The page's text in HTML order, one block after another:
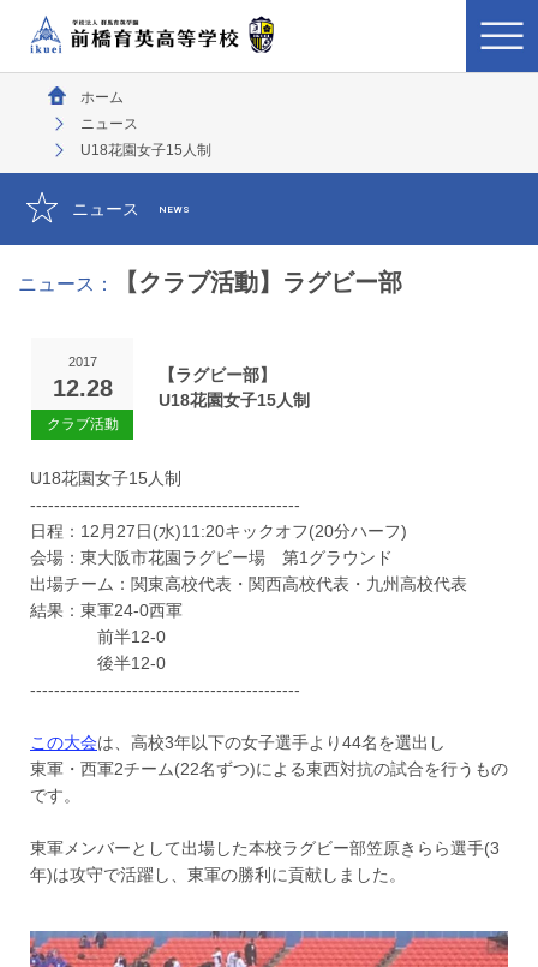
ホーム
ニュース
U18花園女子15人制
ニュース NEWS
ニュース： 【クラブ活動】ラグビー部
2017
12.28
【ラグビー部】
U18花園女子15人制
U18花園女子15人制
---------------------------------------------
日程：12月27日(水)11:20キックオフ(20分ハーフ)
会場：東大阪市花園ラグビー場 第1グラウンド
出場チーム：関東高校代表・関西高校代表・九州高校代表
結果：東軍24-0西軍
前半12-0
後半12-0
---------------------------------------------
この大会は、高校3年以下の女子選手より44名を選出し
東軍・西軍2チーム(22名ずつ)による東西対抗の試合を行うもの
です。
東軍メンバーとして出場した本校ラグビー部笠原きらら選手(3
年)は攻守で活躍し、東軍の勝利に貢献しました。